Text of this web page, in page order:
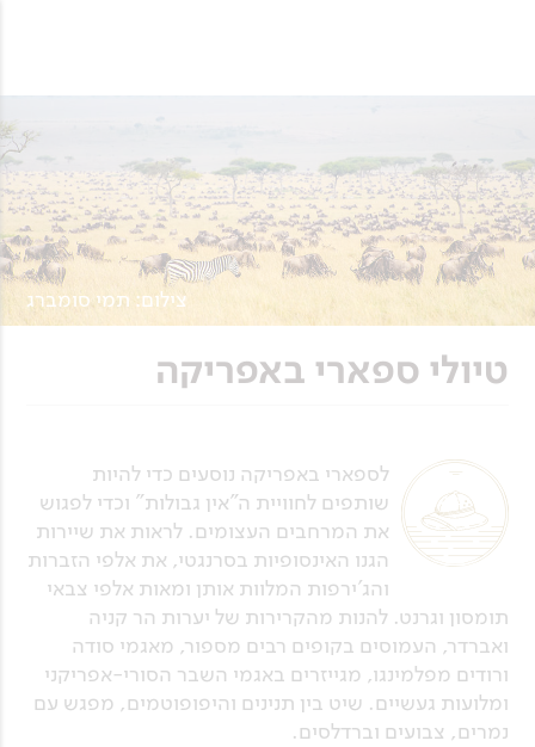
צילום: תמי סומברג
טיולי ספארי באפריקה
לספארי באפריקה נוסעים כדי להיות
שותפים לחוויית ה"אין גבולות" וכדי לפגוש
את המרחבים העצומים. לראות את שיירות
הגנו האינסופיות בסרנגטי, את אלפי הזברות
והג'ירפות המלוות אותן ומאות אלפי צבאי
תומסון וגרנט. להנות מהקרירות של יערות הר קניה
ואברדר, העמוסים בקופים רבים מספור, מאגמי סודה
ורודים מפלמינגו, מגייזרים באגמי השבר הסורי-אפריקני
ומלועות געשיים. שיט בין תנינים והיפופוטמים, מפגש עם
נמרים, צבועים וברדלסים.